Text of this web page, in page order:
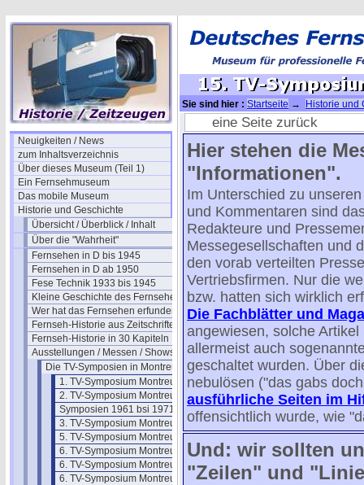
Neuigkeiten / News
zum Inhaltsverzeichnis
Über dieses Museum (Teil 1)
Ein Fernsehmuseum
Das mobile Museum
Historie und Geschichte
Übersicht / Überblick / Inhalt
Über die "Wahrheit"
Fernsehen in D bis 1945
Fernsehen in D ab 1950
Fese Technik 1933 bis 1945
Kleine Geschichte des Fernsehens
Wer hat das Fernsehen erfunden?
Fernseh-Historie aus Zeitschriften
Fernseh-Historie in 30 Kapiteln
Ausstellungen / Messen / Shows
Die TV-Symposien in Montreux
1. TV-Symposium Montreux 1961
2. TV-Symposium Montreux 1962
Symposien 1961 bsi 1971
3. TV-Symposium Montreux 1963
5. TV-Symposium Montreux 1965
6. TV-Symposium Montreux 1969
6. TV-Symposium Montreux 69/2
6. TV-Symposium Montreux 69/3
Sie sind hier : Startseite →
Historie und
Symposien in Montreux→ 15. TV-
eine Seite zurück
Hier stehen die
"Informationen".
Im Unterschied zu
und Kommentaren sind
Redakteure und
Messegesellschaften und
den vorab verteilten
Vertriebsfirmen. Nur die
bzw. hatten sich wirklich
Die Fachblätter und
angewiesen, solche
allermeist auch
geschaltet wurden. Über
nebulösen ("das gabs
ausführliche Seiten im
offensichtlich wurde, wie
Und: wir sollten
"Zeilen" und